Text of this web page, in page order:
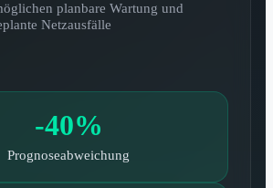
planbare Wartung und
Netzausfälle
-40%
Prognoseabweichung